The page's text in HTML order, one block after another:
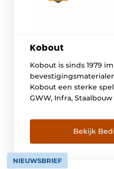
Kobout
Kobout is sinds 1979
Kobout een sterke
GWW, Infra,
industrie. Kobout
stalen en rvs
ruim 30.000
voorraad leverbaar,
inmiddels ruim 130 […]
Bekijk
NIEUWSBRIEF